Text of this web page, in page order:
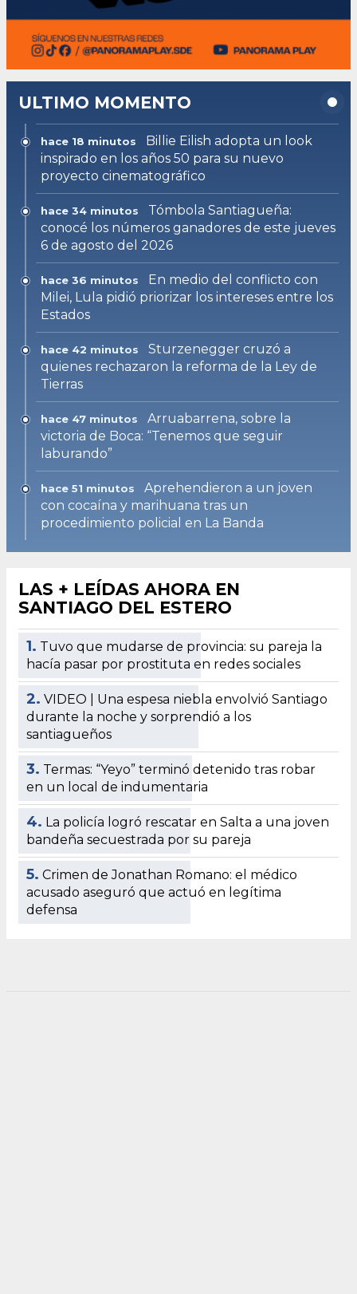
ULTIMO MOMENTO
hace 18 minutos
Billie Eilish adopta un look
inspirado en los años 50 para su nuevo
proyecto cinematográfico
hace 34 minutos
Tómbola Santiagueña:
conocé los números ganadores de este jueves
6 de agosto del 2026
hace 36 minutos
En medio del conflicto con
Milei, Lula pidió priorizar los intereses entre los
Estados
hace 42 minutos
Sturzenegger cruzó a
quienes rechazaron la reforma de la Ley de
Tierras
hace 47 minutos
Arruabarrena, sobre la
victoria de Boca: “Tenemos que seguir
laburando”
hace 51 minutos
Aprehendieron a un joven
con cocaína y marihuana tras un
procedimiento policial en La Banda
LAS + LEÍDAS AHORA EN
SANTIAGO DEL ESTERO
1. Tuvo que mudarse de provincia: su pareja la
hacía pasar por prostituta en redes sociales
2. VIDEO | Una espesa niebla envolvió Santiago
durante la noche y sorprendió a los
santiagueños
3. Termas: “Yeyo” terminó detenido tras robar
en un local de indumentaria
4. La policía logró rescatar en Salta a una joven
bandeña secuestrada por su pareja
5. Crimen de Jonathan Romano: el médico
acusado aseguró que actuó en legítima
defensa